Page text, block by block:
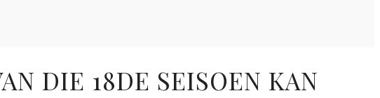
DIE 18DE SEISOEN KAN